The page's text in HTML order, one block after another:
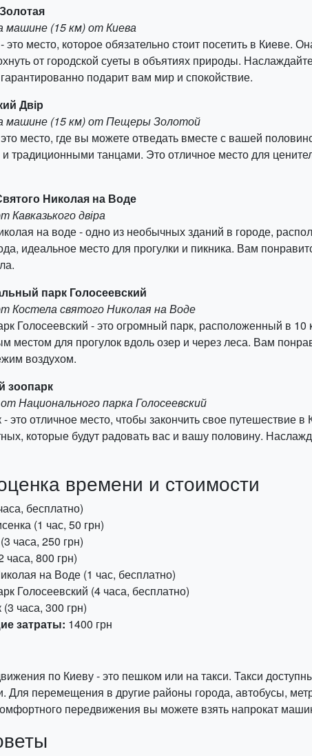
машине (15 км) от Киева
место, которое обязательно стоит посетить в Киеве.
от городской суеты в объятиях природы.
подарит вам мир и спокойствие.
Двір
машине (15 км) от Пещеры Золотой
это место, где вы можете отведать вместе с вашей
традиционными танцами. Это отличное место для
Николая на Воде
Кавказького двіра
на воде - одно из необычных зданий в городе,
идеальное место для прогулки и пикника. Вам
парк Голосеевский
Костела святого Николая на Воде
Голосеевский - это огромный парк, расположенный в 10
местом для прогулок вдоль озер и через леса. Вам
воздухом.
зоопарк
Национального парка Голосеевский
- это отличное место, чтобы закончить свое
которые будут радовать вас и вашу половину.
времени и стоимости
бесплатно)
(1 час, 50 грн)
часа, 250 грн)
часа, 800 грн)
на Воде (1 час, бесплатно)
Голосеевский (4 часа, бесплатно)
часа, 300 грн)
затраты: 1400 грн
по Киеву - это пешком или на такси. Такси
Для перемещения в другие районы города, автобусы,
передвижения вы можете взять напрокат